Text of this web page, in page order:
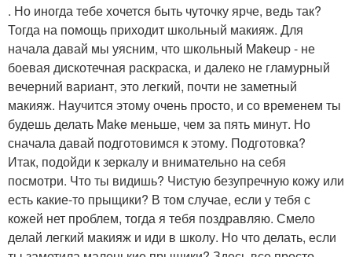
. Но иногда тебе хочется быть чуточку ярче, ведь так?
Тогда на помощь приходит школьный макияж. Для
начала давай мы уясним, что школьный Makeup - не
боевая дискотечная раскраска, и далеко не гламурный
вечерний вариант, это легкий, почти не заметный
макияж. Научится этому очень просто, и со временем ты
будешь делать Make меньше, чем за пять минут. Но
сначала давай подготовимся к этому. Подготовка?
Итак, подойди к зеркалу и внимательно на себя
посмотри. Что ты видишь? Чистую безупречную кожу или
есть какие-то прыщики? В том случае, если у тебя с
кожей нет проблем, тогда я тебя поздравляю. Смело
делай легкий макияж и иди в школу. Но что делать, если